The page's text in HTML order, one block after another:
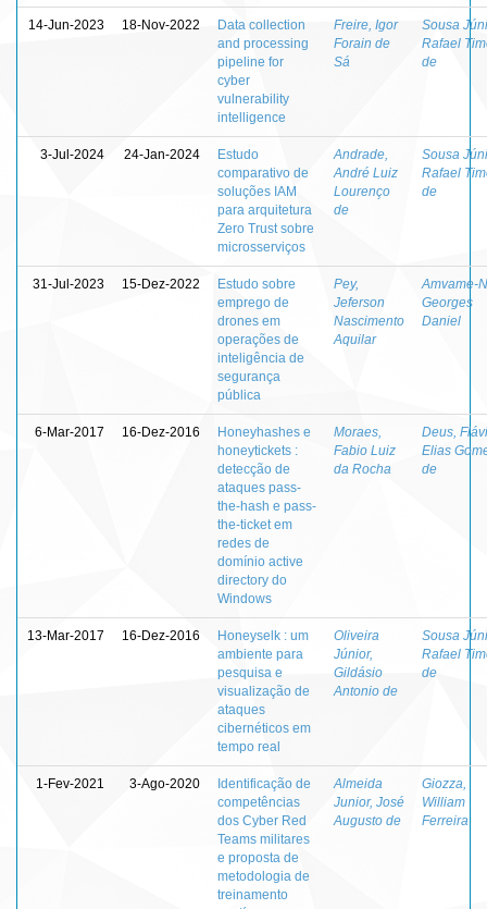
14-Jun-2023 18-Nov-2022
Data collection
and processing
pipeline for
cyber
vulnerability
intelligence
Freire, Igor
Forain de
Sá
Sousa
Rafael
de
3-Jul-2024 24-Jan-2024
Estudo
comparativo de
soluções IAM
para arquitetura
Zero Trust sobre
microsserviços
Andrade,
André Luiz
Lourenço
de
Sousa
Rafael
de
31-Jul-2023 15-Dez-2022
Estudo sobre
emprego de
drones em
operações de
inteligência de
segurança
pública
Pey,
Jeferson
Nascimento
Aquilar
Amvame-
Georges
Daniel
6-Mar-2017 16-Dez-2016
Honeyhashes e
honeytickets :
detecção de
ataques pass-
the-hash e pass-
the-ticket em
redes de
domínio active
directory do
Windows
Moraes,
Fabio Luiz
da Rocha
Deus,
Elias
de
13-Mar-2017 16-Dez-2016
Honeyselk : um
ambiente para
pesquisa e
visualização de
ataques
cibernéticos em
tempo real
Oliveira
Júnior,
Gildásio
Antonio de
Sousa
Rafael
de
1-Fev-2021 3-Ago-2020
Identificação de
competências
dos Cyber Red
Teams militares
e proposta de
metodologia de
treinamento
Almeida
Junior, José
Augusto de
Giozza,
William
Ferreira